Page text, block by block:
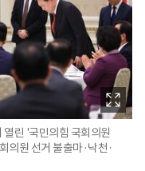
린 '국민의힘 국회의원
의원 선거 불출마·낙천·